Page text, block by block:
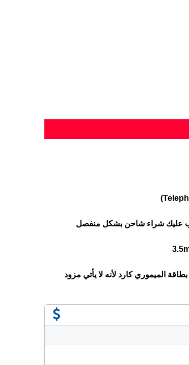
عليك شراء شاحن بشكل منفصل
الميموري كارد لأنه لا يأتي مزود